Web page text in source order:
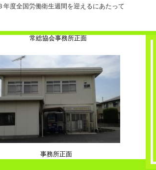
年度全国労働衛生週間を迎えるにあたって
常総協会事務所正面
事務所正面